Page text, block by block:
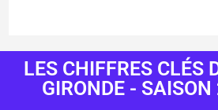
LES CHIFFRES CLÉS
GIRONDE -